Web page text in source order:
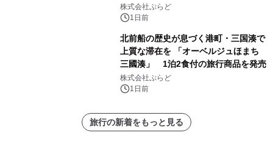
サウナも 「THE BOXY AWAJI」のお
得な素泊まり連泊プランで
株式会社ぷらど
1日前
北前船の歴史が息づく港町・三国湊で
上質な滞在を 「オーベルジュほまち
三國湊」 1泊2食付の旅行商品を発売
株式会社ぷらど
1日前
旅行の新着をもっと見る